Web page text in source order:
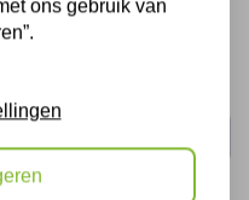
ons gebruik van